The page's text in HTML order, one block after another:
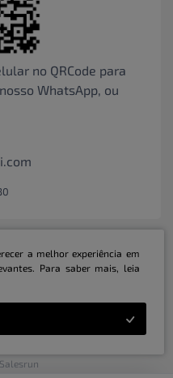
no QRCode para
WhatsApp, ou
| CNPJ: 31.415.786/0001-31 | ©
a melhor experiência em
Para saber mais, leia